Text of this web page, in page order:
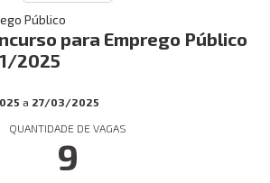
Público
para Emprego Público
2025
a 27/03/2025
QUANTIDADE DE VAGAS
9